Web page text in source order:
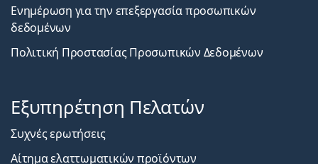
Ενημέρωση για την επεξεργασία προσωπικών
δεδομένων
Πολιτική Προστασίας Προσωπικών Δεδομένων
Εξυπηρέτηση Πελατών
Συχνές ερωτήσεις
Αίτημα ελαττωματικών προϊόντων